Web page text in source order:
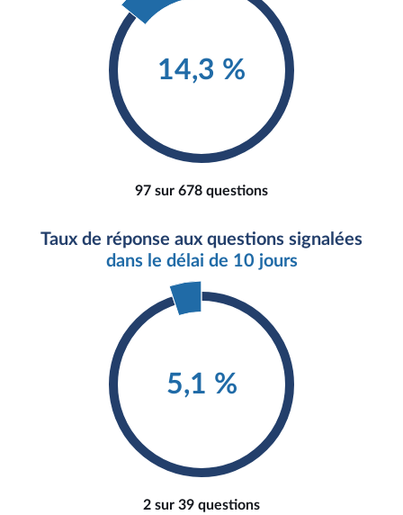
14,3 %
97 sur 678 questions
Taux de réponse aux questions signalées
dans le délai de 10 jours
5,1 %
2 sur 39 questions